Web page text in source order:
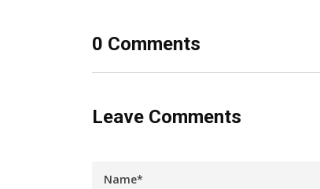
0 Comments
Leave Comments